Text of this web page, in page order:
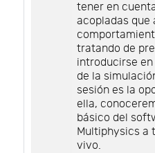
tener en
acopladas que
tratando de
introducirse
de la
sesión es la
ella,
básico del
Multiphysics a
vivo.